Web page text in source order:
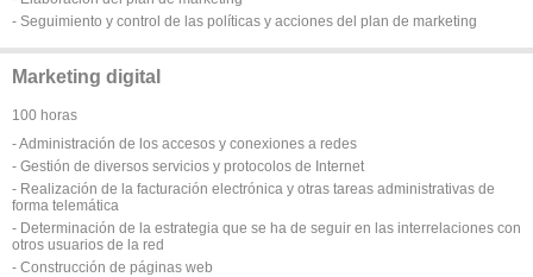
- Seguimiento y control de las políticas y acciones del plan de marketing
Marketing digital
100 horas
- Administración de los accesos y conexiones a redes
- Gestión de diversos servicios y protocolos de Internet
- Realización de la facturación electrónica y otras tareas administrativas de
forma telemática
- Determinación de la estrategia que se ha de seguir en las interrelaciones con
otros usuarios de la red
- Construcción de páginas web